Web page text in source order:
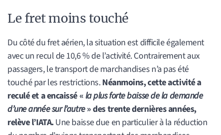
Le fret moins touché
Du côté du fret aérien, la situation est difficile également
avec un recul de 10,6 % de l’activité. Contrairement aux
passagers, le transport de marchandises n’a pas été
touché par les restrictions.Néanmoins, cette activité a
reculé et a encaissé «la plus forte baisse de la demande
d’une année sur l’autre» des trente dernières années,
relève l’IATA.Une baisse due en particulier à la réduction